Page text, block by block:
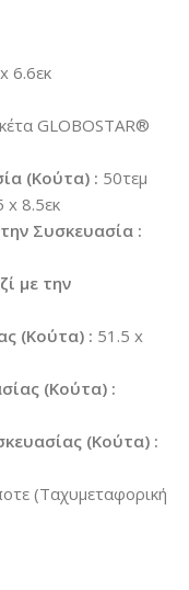
6.6εκ
GLOBOSTAR®
(Κούτα) : 50τεμ
x 8.5εκ
Συσκευασία :
με την
(Κούτα) : 51.5 x
(Κούτα) :
(Κούτα) :
(Ταχυμεταφορική